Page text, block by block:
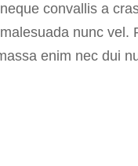
convallis a
nunc vel.
enim nec dui